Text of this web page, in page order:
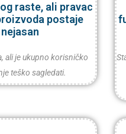
raste, ali pravac
postaje
nejasan
ali je ukupno korisničko
teško sagledati.